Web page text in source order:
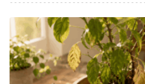
Sánchez Domínguez, Juan
PSICOANÁLISIS Y SU LUGAR
(Arica),13(42), 44-60. https://
50652018000200044
Bleichmar, S. (2006)La